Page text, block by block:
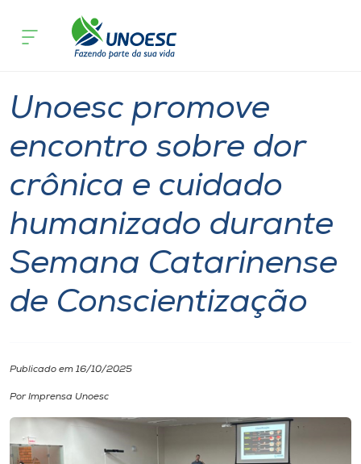
Cursos
Atendimento ao Estudante
Portal de Ensino
Unoesc
I.nova
Diplomados
Unoesc promove
encontro sobre dor
crônica e cuidado
humanizado durante
Semana Catarinense
de Conscientização
Publicado em 16/10/2025
Por Imprensa Unoesc